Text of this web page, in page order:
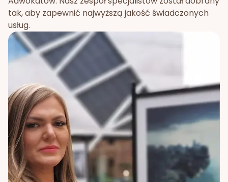
tak, aby zapewnić najwyższą jakość świadczonych
usług.